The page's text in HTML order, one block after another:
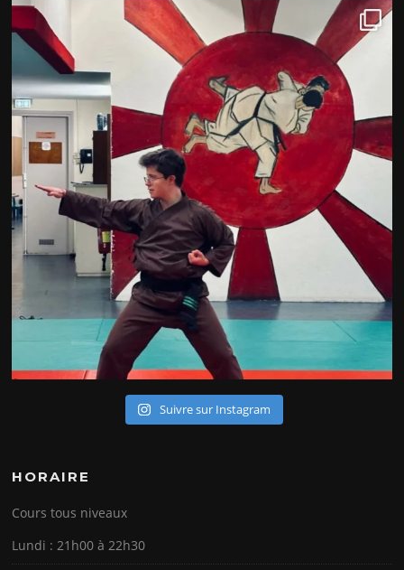
Suivre sur Instagram
HORAIRE
Cours tous niveaux
Lundi : 21h00 à 22h30